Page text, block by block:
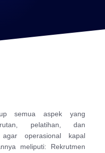
semua aspek yang
pelatihan, dan
operasional kapal
meliputi: Rekrutmen